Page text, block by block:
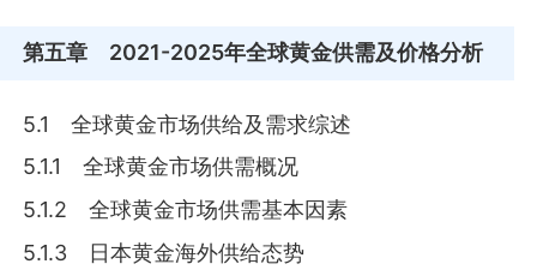
第五章 2021-2025年全球黄金供需及价格分析
5.1 全球黄金市场供给及需求综述
5.1.1 全球黄金市场供需概况
5.1.2 全球黄金市场供需基本因素
5.1.3 日本黄金海外供给态势